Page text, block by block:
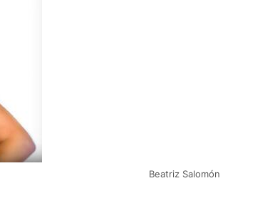
Beatriz Salomón